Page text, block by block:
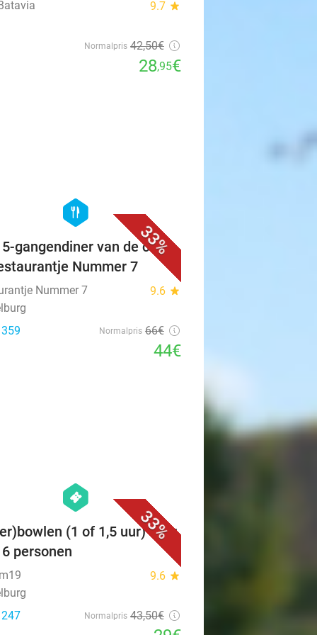
9.7 star
Normalpris 42,50€
28,95€
33%
hexagon
food
gangendiner van de chef
Nummer 7
Nummer 7 9.6 star
Normalpris 66€
44€
33%
hexagon
events
(1 of 1,5 uur) voor
personen
9.6 star
Normalpris 43,50€